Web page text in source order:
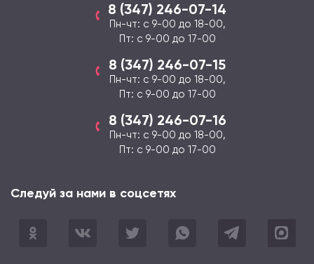
8 (347) 246-07-14
Пн-чт: с 9-00 до 18-00,
Пт: с 9-00 до 17-00
8 (347) 246-07-15
Пн-чт: с 9-00 до 18-00,
Пт: с 9-00 до 17-00
8 (347) 246-07-16
Пн-чт: с 9-00 до 18-00,
Пт: с 9-00 до 17-00
Следуй за нами в соцсетях
Одноклассники Twitter WhatsApp Telegram Max